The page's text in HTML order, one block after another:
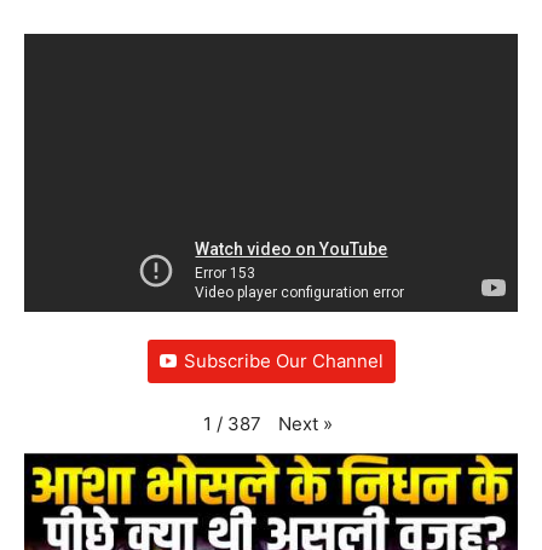
Subscribe Our Channel
1 / 387 Next »